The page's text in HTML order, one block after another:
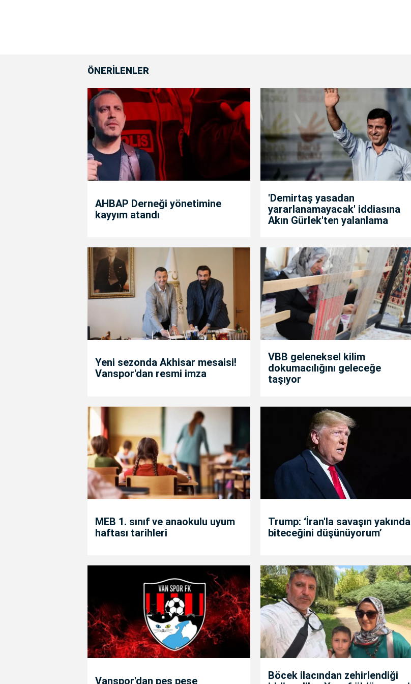
ÖNERİLENLER
AHBAP Derneği yönetimine
kayyım atandı
'Demirtaş yasadan
yararlanamayacak' iddiasına
Akın Gürlek'ten yalanlama
Yeni sezonda Akhisar mesaisi!
Vanspor'dan resmi imza
VBB geleneksel kilim
dokumacılığını geleceğe
taşıyor
MEB 1. sınıf ve anaokulu uyum
haftası tarihleri
Trump: ‘İran'la savaşın yakında
biteceğini düşünüyorum’
Vanspor'dan peş peşe
Böcek ilacından zehirlendiği